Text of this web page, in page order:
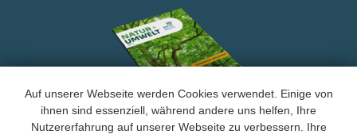
Auf unserer Webseite werden Cookies verwendet. Einige von
ihnen sind essenziell, während andere uns helfen, Ihre
Nutzererfahrung auf unserer Webseite zu verbessern. Ihre
FacebookInstagramYouTube